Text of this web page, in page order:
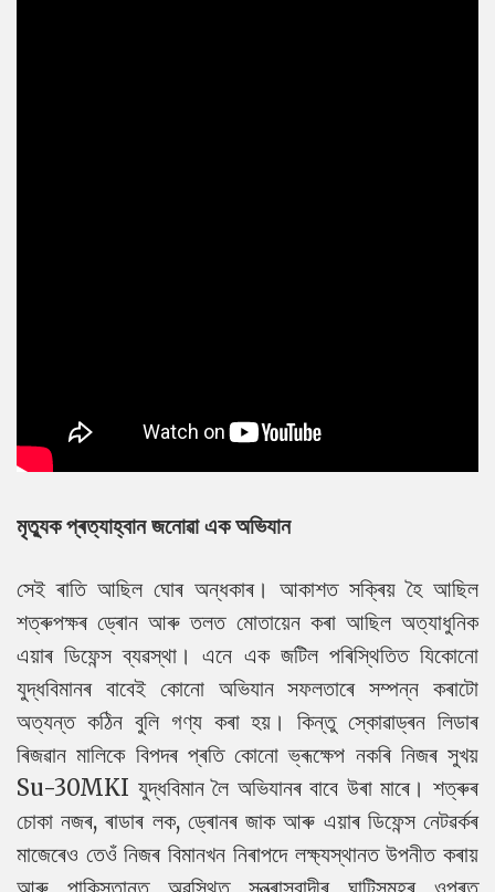
মৃত্যুক প্ৰত্যাহ্বান জনোৱা এক অভিযান
সেই ৰাতি আছিল ঘোৰ অন্ধকাৰ। আকাশত সক্ৰিয় হৈ আছিল
শত্ৰুপক্ষৰ ড্ৰোন আৰু তলত মোতায়েন কৰা আছিল অত্যাধুনিক
এয়াৰ ডিফেন্স ব্যৱস্থা। এনে এক জটিল পৰিস্থিতিত যিকোনো
যুদ্ধবিমানৰ বাবেই কোনো অভিযান সফলতাৰে সম্পন্ন কৰাটো
অত্যন্ত কঠিন বুলি গণ্য কৰা হয়। কিন্তু স্কোৱাড্ৰন লিডাৰ
ৰিজৱান মালিকে বিপদৰ প্ৰতি কোনো ভ্ৰূক্ষেপ নকৰি নিজৰ সুখয়
Su-30MKI যুদ্ধবিমান লৈ অভিযানৰ বাবে উৰা মাৰে। শত্ৰুৰ
চোকা নজৰ, ৰাডাৰ লক, ড্ৰোনৰ জাক আৰু এয়াৰ ডিফেন্স নেটৱৰ্কৰ
মাজেৰেও তেওঁ নিজৰ বিমানখন নিৰাপদে লক্ষ্যস্থানত উপনীত কৰায়